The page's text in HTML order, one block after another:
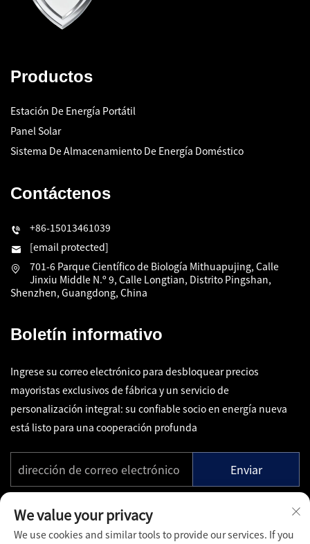
Productos
Estación De Energía Portátil
Panel Solar
Sistema De Almacenamiento De Energía Doméstico
Contáctenos
+86-15013461039
[email protected]
701-6 Parque Científico de Biología Mithuapujing, Calle
Jinxiu Middle N.º 9, Calle Longtian, Distrito Pingshan,
Shenzhen, Guangdong, China
Boletín informativo
Ingrese su correo electrónico para desbloquear precios
mayoristas exclusivos de fábrica y un servicio de
personalización integral: su confiable socio en energía nueva
está listo para una cooperación profunda
Enviar
We value your privacy
We use cookies and similar tools to provide our services. If you